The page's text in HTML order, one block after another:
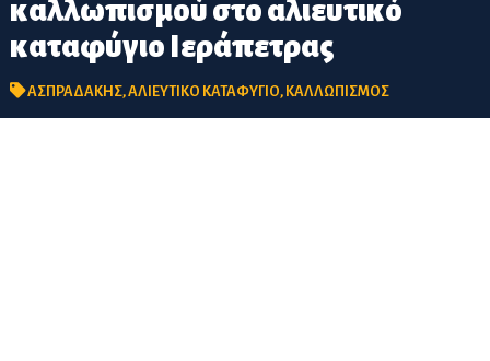
καλλωπισμού στο αλιευτικό
καταφύγιο Ιεράπετρας
ΑΣΠΡΑΔΑΚΗΣ,ΑΛΙΕΥΤΙΚΟ ΚΑΤΑΦΥΓΙΟ, ΚΑΛΛΩΠΙΣΜΟΣ